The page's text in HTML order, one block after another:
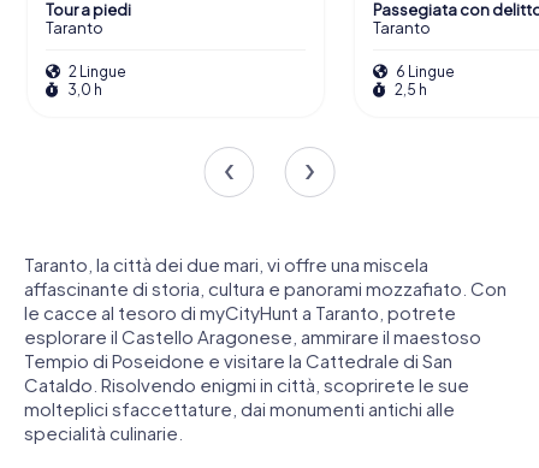
Tour a piedi
Taranto
2 Lingue
3,0 h
Passegiata con
Taranto
6 Lingue
2,5 h
Taranto, la città dei due mari, vi offre una miscela
affascinante di storia, cultura e panorami mozzafiato. Con
le cacce al tesoro di myCityHunt a Taranto, potrete
esplorare il Castello Aragonese, ammirare il maestoso
Tempio di Poseidone e visitare la Cattedrale di San
Cataldo. Risolvendo enigmi in città, scoprirete le sue
molteplici sfaccettature, dai monumenti antichi alle
specialità culinarie.